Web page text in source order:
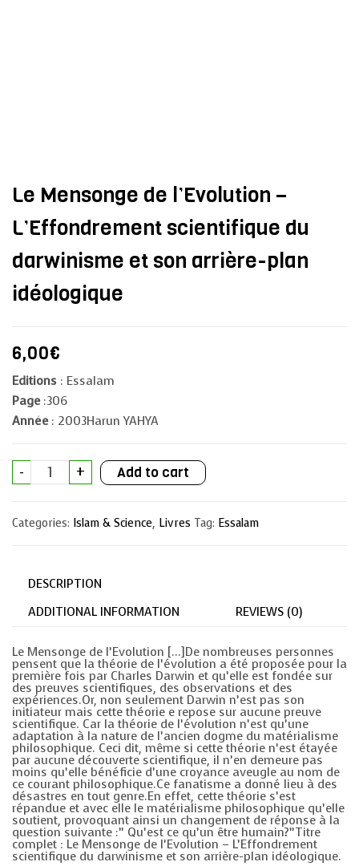
Le Mensonge de l’Evolution –
L’Effondrement scientifique du
darwinisme et son arrière-plan
idéologique
6,00€
Editions : Essalam
Page:306
Année : 2003Harun YAHYA
- Le
Mensonge
de
L'Effondrement
son
plan
+ Add to cart
Categories: Islam & Science, Livres Tag: Essalam
DESCRIPTION
ADDITIONAL INFORMATION
REVIEWS (0)
Le Mensonge de l’Evolution […]De nombreuses personnes
pensent que la théorie de l’évolution a été proposée pour la
première fois par Charles Darwin et qu’elle est fondée sur
des preuves scientifiques, des observations et des
expériences.Or, non seulement Darwin n’est pas son
initiateur mais cette théorie e repose sur aucune preuve
scientifique. Car la théorie de l’évolution n’est qu’une
adaptation à la nature de l’ancien dogme du matérialisme
philosophique. Ceci dit, même si cette théorie n’est étayée
par aucune découverte scientifique, il n’en demeure pas
moins qu’elle bénéficie d’une croyance aveugle au nom de
ce courant philosophique.Ce fanatisme a donné lieu à des
désastres en tout genre.En effet, cette théorie s’est
répandue et avec elle le matérialisme philosophique qu’elle
soutient, provoquant ainsi un changement de réponse à la
question suivante :” Qu’est ce qu’un être humain?”Titre
complet : Le Mensonge de l’Evolution – L’Effondrement
scientifique du darwinisme et son arrière-plan idéologique.